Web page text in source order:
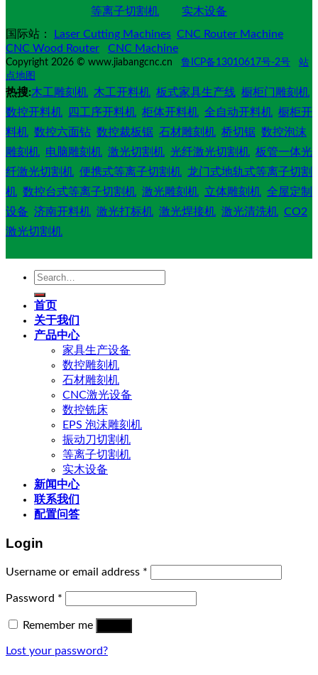
等离子切割机
实木设备
国际站：
Laser Cutting Machines CNC Router Machine
CNC Wood Router
CNC Machine
Copyright 2026 © www.jiabangcnc.cn 鲁ICP备13010617号-2号
站
点地图
热搜:木工雕刻机 木工开料机 板式家具生产线 橱柜门雕刻机
数控开料机
四工序开料机 柜体开料机 全自动开料机 橱柜开
料机 数控六面钻 数控裁板锯 石材雕刻机 桥切锯 数控泡沫
雕刻机 电脑雕刻机 激光切割机 光纤激光切割机 板管一体光
纤激光切割机 便携式等离子切割机 龙门式地轨式等离子切割
机 数控台式等离子切割机 激光雕刻机 立体雕刻机 全屋定制
设备 济南开料机 激光打标机 激光焊接机 激光清洗机 CO2
激光切割机
Search
首页
关于我们
产品中心
家具生产设备
数控雕刻机
石材雕刻机
CNC激光设备
数控铣床
EPS 泡沫雕刻机
振动刀切割机
等离子切割机
实木设备
新闻中心
联系我们
配置问答
Login
Username or email address *
Password *
Remember me
Lost your password?